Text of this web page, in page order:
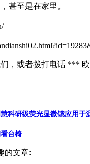
甚至是在家里。
，或者拨打电话 ***
科研级荧光显微镜应用于
台椅
的文章: